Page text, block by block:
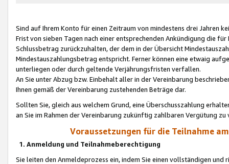
Sind auf Ihrem Konto für einen Zeitraum von mindestens drei Jahren
Frist von sieben Tagen nach einer entsprechenden Ankündigung die
Schlussbetrag zurückzuhalten, der dem in der Übersicht
Mindestauszahlungsbetrag entspricht. Ferner können eine etwaig
unterliegen oder durch geltende Verjährungsfristen verfallen.
An Sie unter Abzug bzw. Einbehalt aller in der Vereinbarung
Ihnen gemäß der Vereinbarung zustehenden Beträge dar.
Sollten Sie, gleich aus welchem Grund, eine Überschusszahlung
an Sie im Rahmen der Vereinbarung zukünftig zahlbaren Vergütung zu
Voraussetzungen für die Teilnahme
1. Anmeldung und Teilnahmeberechtigung
Sie leiten den Anmeldeprozess ein, indem Sie einen vollständigen